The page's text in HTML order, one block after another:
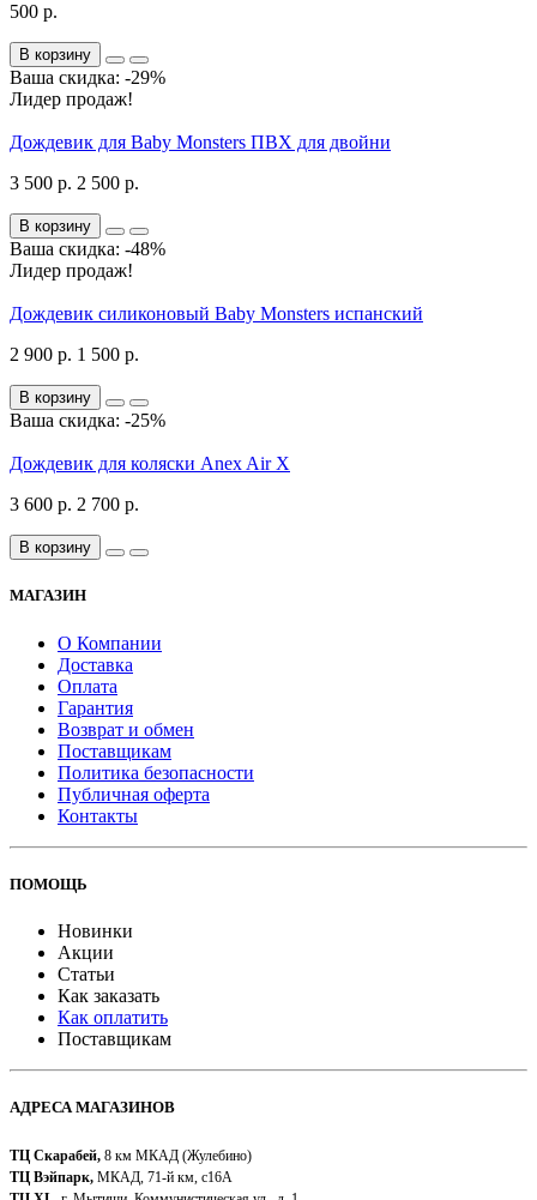
500 р.
В корзину
Ваша скидка: -29%
Лидер продаж!
Дождевик для Baby Monsters ПВХ для двойни
3 500 р. 2 500 р.
В корзину
Ваша скидка: -48%
Лидер продаж!
Дождевик силиконовый Baby Monsters испанский
2 900 р. 1 500 р.
В корзину
Ваша скидка: -25%
Дождевик для коляски Anex Air X
3 600 р. 2 700 р.
В корзину
МАГАЗИН
О Компании
Доставка
Оплата
Гарантия
Возврат и обмен
Поставщикам
Политика безопасности
Публичная оферта
Контакты
ПОМОЩЬ
Новинки
Акции
Статьи
Как заказать
Как оплатить
Поставщикам
АДРЕСА МАГАЗИНОВ
ТЦ Скарабей, 8 км МКАД (Жулебино)
ТЦ Вэйпарк, МКАД, 71-й км, с16А